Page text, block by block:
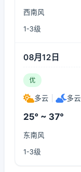
西南风
1-3级
08月12日
优
多云 多云
25° ~ 37°
东南风
1-3级